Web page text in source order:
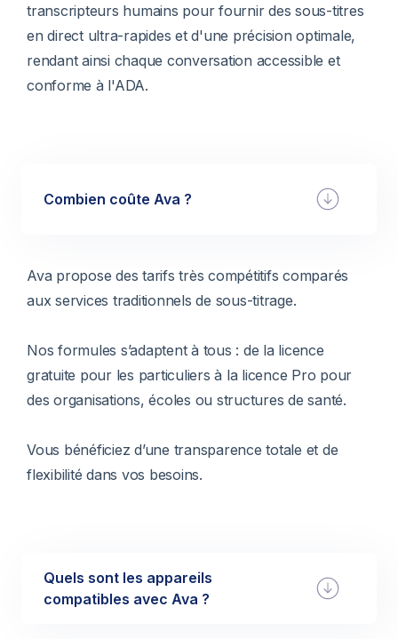
transcripteurs humains pour fournir des sous-titres
en direct ultra-rapides et d'une précision optimale,
rendant ainsi chaque conversation accessible et
conforme à l'ADA.
Quels sont les appareils
compatibles avec Ava ?
Combien coûte Ava ?
Ava propose des tarifs très compétitifs comparés
aux services traditionnels de sous-titrage.
Nos formules s’adaptent à tous : de la licence
gratuite pour les particuliers à la licence Pro pour
des organisations, écoles ou structures de santé.
Vous bénéficiez d’une transparence totale et de
flexibilité dans vos besoins.